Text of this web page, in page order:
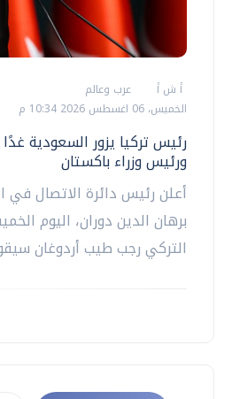
أ ش أ
عرب وعالم
الخميس، 06 اغسطس 2026 10:34 م
رئيس تركيا يزور السعودية
ورئيس وزراء باكستان
أعلن رئيس دائرة الاتصال في
برهان الدين دوران، اليوم
التركي رجب طيب أردوغان